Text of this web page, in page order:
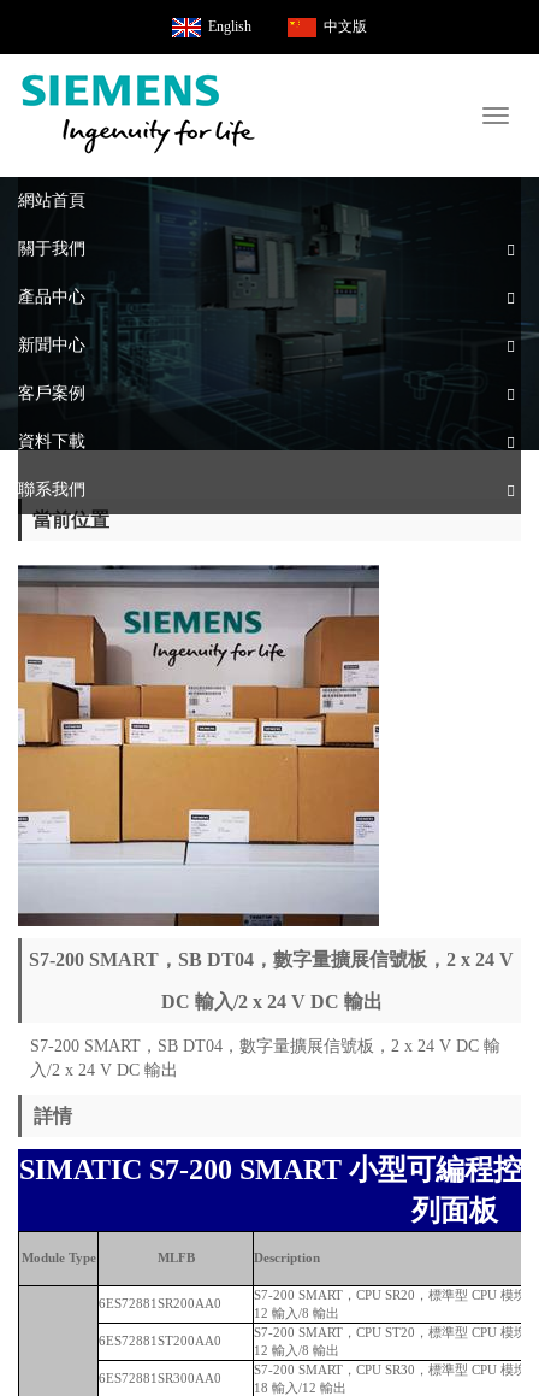
English 中文版
網站首頁
關于我們
產品中心
新聞中心
客戶案例
資料下載
聯系我們
當前位置
S7-200 SMART，SB DT04，數字量擴展信號板，2 x 24 V
DC 輸入/2 x 24 V DC 輸出
S7-200 SMART，SB DT04，數字量擴展信號板，2 x 24 V DC 輸
入/2 x 24 V DC 輸出
詳情
SIMATIC S7-200 SMART 小型可編程
列面板
Module Type MLFB Description
6ES72881SR200AA0
S7-200 SMART，CPU SR20，標準型 CPU 模塊
12 輸入/8 輸出
6ES72881ST200AA0
S7-200 SMART，CPU ST20，標準型 CPU 模塊
12 輸入/8 輸出
6ES72881SR300AA0
S7-200 SMART，CPU SR30，標準型 CPU 模塊
18 輸入/12 輸出